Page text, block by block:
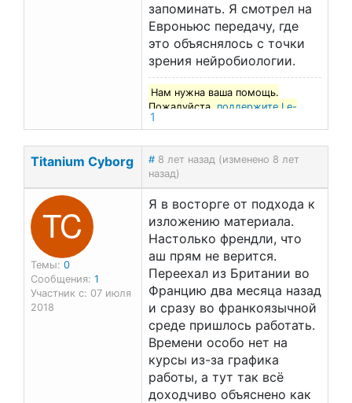
запоминать. Я смотрел на
Евроньюс передачу, где
это объяснялось с точки
зрения нейробиологии.
Нам нужна ваша помощь.
Пожалуйста,поддержите Le-
francais.ru
1
Titanium Cyborg # 8 лет назад (изменено 8 лет
назад)
TC
Темы: 0
Сообщения: 1
Участник с: 07 июля
2018
Я в восторге от подхода к
изложению материала.
Настолько френдли, что
аш прям не верится.
Переехал из Британии во
Францию два месяца назад
и сразу во франкоязычной
среде пришлось работать.
Времени особо нет на
курсы из-за графика
работы, а тут так всё
доходчиво объяснено как